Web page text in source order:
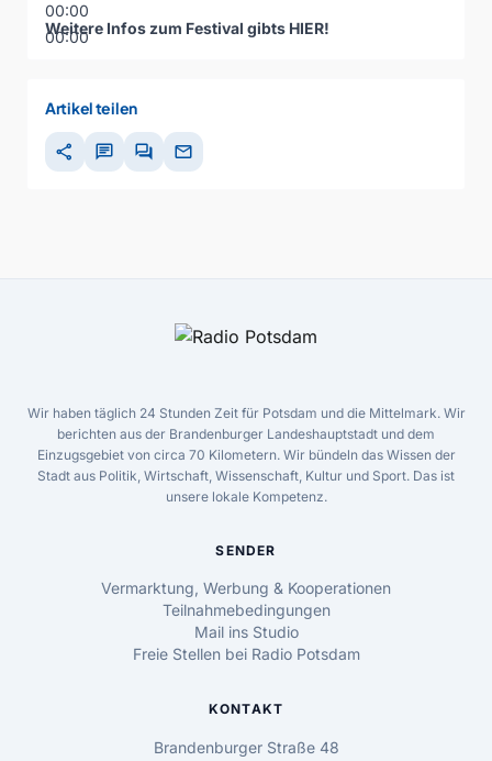
00:00
00:00
Weitere Infos zum Festival gibts HIER!
Artikel teilen
share chat forum mail
Wir haben täglich 24 Stunden Zeit für Potsdam und die Mittelmark. Wir
berichten aus der Brandenburger Landeshauptstadt und dem
Einzugsgebiet von circa 70 Kilometern. Wir bündeln das Wissen der
Stadt aus Politik, Wirtschaft, Wissenschaft, Kultur und Sport. Das ist
unsere lokale Kompetenz.
SENDER
Vermarktung, Werbung & Kooperationen
Teilnahmebedingungen
Mail ins Studio
Freie Stellen bei Radio Potsdam
KONTAKT
Brandenburger Straße 48